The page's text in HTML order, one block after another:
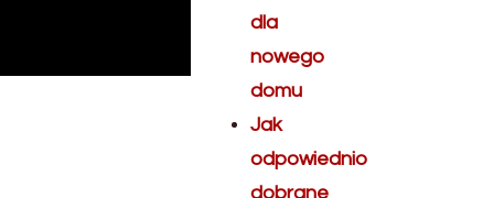
dla
nowego
domu
Jak
odpowiednio
dobrane